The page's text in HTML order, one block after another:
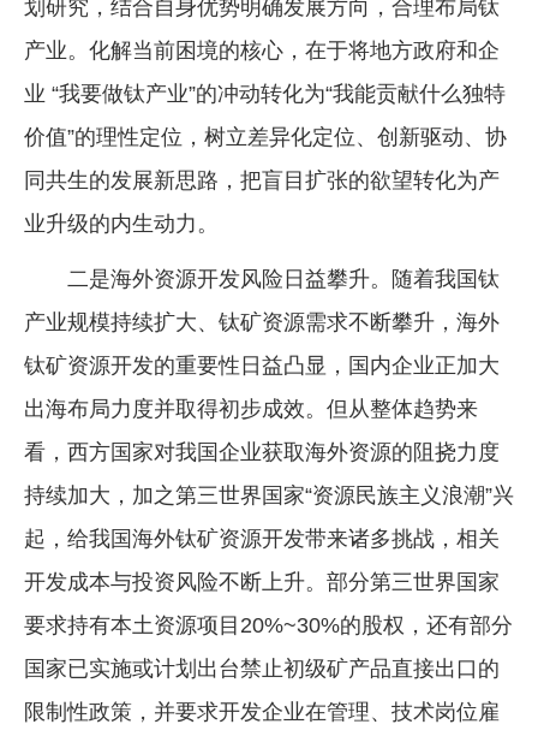
划研究，结合自身优势明确发展方向，合理布局钛
产业。化解当前困境的核心，在于将地方政府和企
业 “我要做钛产业”的冲动转化为“我能贡献什么独特
价值”的理性定位，树立差异化定位、创新驱动、协
同共生的发展新思路，把盲目扩张的欲望转化为产
业升级的内生动力。
二是海外资源开发风险日益攀升。随着我国钛
产业规模持续扩大、钛矿资源需求不断攀升，海外
钛矿资源开发的重要性日益凸显，国内企业正加大
出海布局力度并取得初步成效。但从整体趋势来
看，西方国家对我国企业获取海外资源的阻挠力度
持续加大，加之第三世界国家“资源民族主义浪潮”兴
起，给我国海外钛矿资源开发带来诸多挑战，相关
开发成本与投资风险不断上升。部分第三世界国家
要求持有本土资源项目20%~30%的股权，还有部分
国家已实施或计划出台禁止初级矿产品直接出口的
限制性政策，并要求开发企业在管理、技术岗位雇